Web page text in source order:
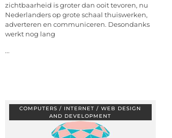
zichtbaarheid is groter dan ooit tevoren, nu
Nederlanders op grote schaal thuiswerken,
adverteren en communiceren. Desondanks
werkt nog lang
...
COMPUTERS / INTERNET / WEB DESIGN
AND DEVELOPMENT